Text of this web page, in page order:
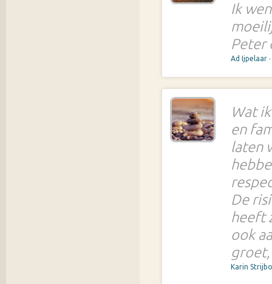
Ik
Peter
Ad Ijpelaar
Wat
en
laten
De
heeft
ook
Karin